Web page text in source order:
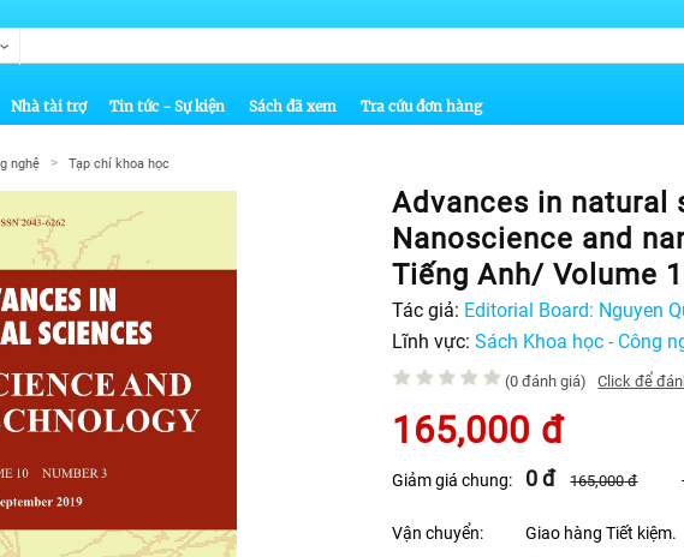
Nhà tài trợ Tin tức - Sự kiện Sách đã xem Tra cứu đơn hàng
nghệ > Tạp chí khoa học
Advances in natural
Nanoscience and
Tiếng Anh/ Volume
September 2019
Tác giả: Editorial Board: Nguyen
chief), Nguyen Bich Ha (Deputy
Lĩnh vực:Sách Khoa học - Công
(0 đánh giá) Click để
165,000 đ
Giảm giá chung: 0đ 165,000 đ
Vận chuyển: Giao hàng Tiết kiệm.